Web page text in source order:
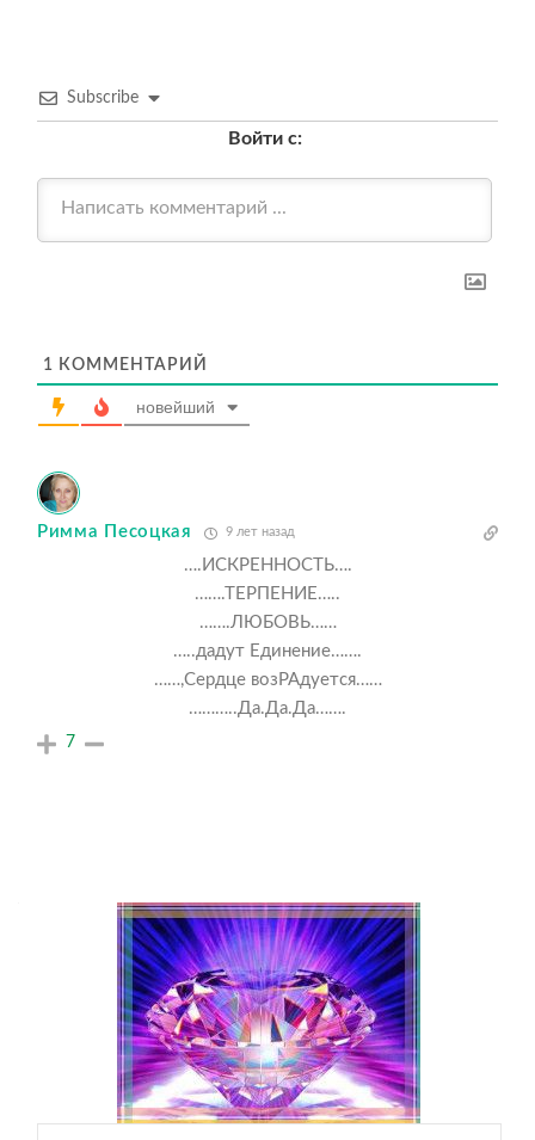
Subscribe
Войти с:
1 КОММЕНТАРИЙ
новейший
Римма Песоцкая 9 лет назад
….ИСКРЕННОСТЬ….
…….ТЕРПЕНИЕ…..
…….ЛЮБОВЬ……
…..дадут Единение…….
……,Сердце возРАдуется……
………..Да.Да.Да…….
7